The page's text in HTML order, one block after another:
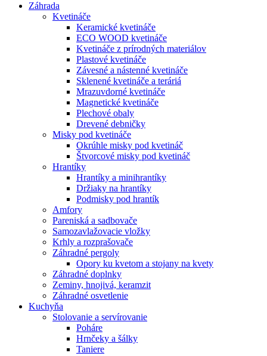
Záhrada
Kvetináče
Keramické kvetináče
ECO WOOD kvetináče
Kvetináče z prírodných materiálov
Plastové kvetináče
Závesné a nástenné kvetináče
Sklenené kvetináče a teráriá
Mrazuvdorné kvetináče
Magnetické kvetináče
Plechové obaly
Drevené debničky
Misky pod kvetináče
Okrúhle misky pod kvetináč
Štvorcové misky pod kvetináč
Hrantíky
Hrantíky a minihrantíky
Držiaky na hrantíky
Podmisky pod hrantík
Amfory
Pareniská a sadbovače
Samozavlažovacie vložky
Krhly a rozprašovače
Záhradné pergoly
Opory ku kvetom a stojany na kvety
Záhradné doplnky
Zeminy, hnojivá, keramzit
Záhradné osvetlenie
Kuchyňa
Stolovanie a servírovanie
Poháre
Hrnčeky a šálky
Taniere